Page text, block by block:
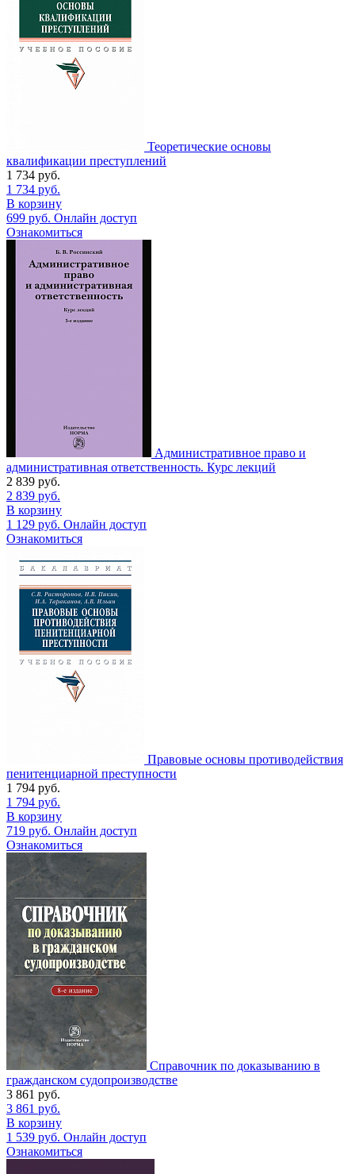
Теоретические основы
квалификации преступлений
1 734 руб.
1 734 руб.
В корзину
699 руб. Онлайн доступ
Ознакомиться
Административное право и
административная ответственность. Курс лекций
2 839 руб.
2 839 руб.
В корзину
1 129 руб. Онлайн доступ
Ознакомиться
Правовые основы противодействия
пенитенциарной преступности
1 794 руб.
1 794 руб.
В корзину
719 руб. Онлайн доступ
Ознакомиться
Справочник по доказыванию в
гражданском судопроизводстве
3 861 руб.
3 861 руб.
В корзину
1 539 руб. Онлайн доступ
Ознакомиться